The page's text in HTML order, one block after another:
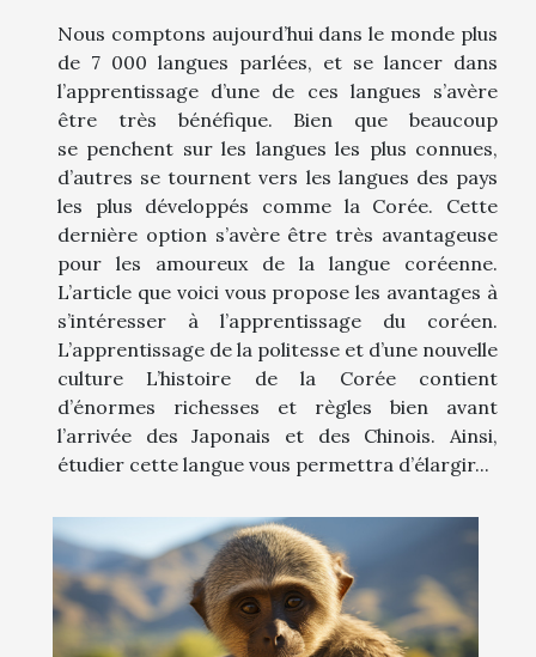
Nous comptons aujourd’hui dans le monde plus
de 7 000 langues parlées, et se lancer dans
l’apprentissage d’une de ces langues s’avère
être très bénéfique. Bien que beaucoup
se penchent sur les langues les plus connues,
d’autres se tournent vers les langues des pays
les plus développés comme la Corée. Cette
dernière option s’avère être très avantageuse
pour les amoureux de la langue coréenne.
L’article que voici vous propose les avantages à
s’intéresser à l’apprentissage du coréen.
L’apprentissage de la politesse et d’une nouvelle
culture L’histoire de la Corée contient
d’énormes richesses et règles bien avant
l’arrivée des Japonais et des Chinois. Ainsi,
étudier cette langue vous permettra d’élargir...